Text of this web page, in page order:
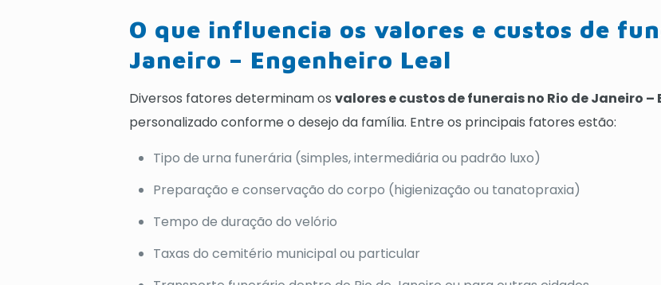
O que influencia os valores e custos de
Janeiro – Engenheiro Leal
Diversos fatores determinam osvalores e custos de funerais no Rio de Janeiro
personalizado conforme o desejo da família. Entre os principais fatores estão:
Tipo de urna funerária (simples, intermediária ou padrão luxo)
Preparação e conservação do corpo (higienização ou tanatopraxia)
Tempo de duração do velório
Taxas do cemitério municipal ou particular